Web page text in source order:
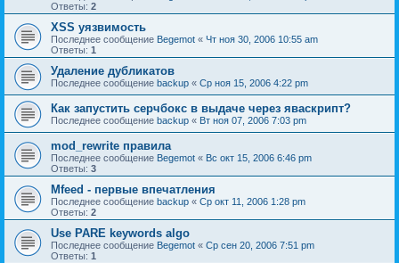
Ответы: 2
XSS уязвимость
Последнее сообщение Begemot « Чт ноя 30, 2006 10:55 am
Ответы: 1
Удаление дубликатов
Последнее сообщение backup « Ср ноя 15, 2006 4:22 pm
Как запустить серчбокс в выдаче через яваскрипт?
Последнее сообщение backup « Вт ноя 07, 2006 7:03 pm
mod_rewrite правила
Последнее сообщение Begemot « Вс окт 15, 2006 6:46 pm
Ответы: 3
Mfeed - первые впечатления
Последнее сообщение backup « Ср окт 11, 2006 1:28 pm
Ответы: 2
Use PARE keywords algo
Последнее сообщение Begemot « Ср сен 20, 2006 7:51 pm
Ответы: 1